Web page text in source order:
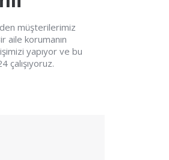
müşterilerimiz
aile korumanın
yapıyor ve bu
çalışıyoruz.